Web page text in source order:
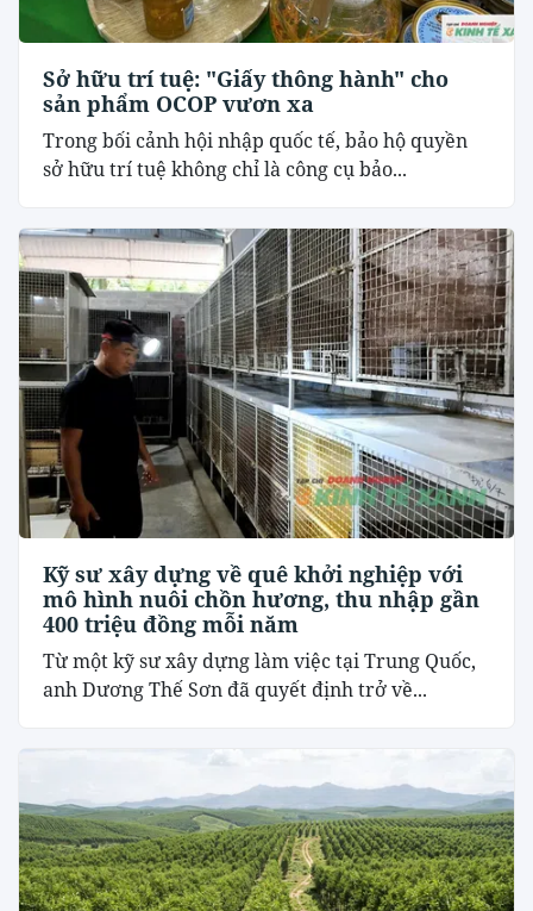
Sở hữu trí tuệ: "Giấy thông hành" cho
sản phẩm OCOP vươn xa
Trong bối cảnh hội nhập quốc tế, bảo hộ quyền
sở hữu trí tuệ không chỉ là công cụ bảo...
Kỹ sư xây dựng về quê khởi nghiệp với
mô hình nuôi chồn hương, thu nhập gần
400 triệu đồng mỗi năm
Từ một kỹ sư xây dựng làm việc tại Trung Quốc,
anh Dương Thế Sơn đã quyết định trở về...